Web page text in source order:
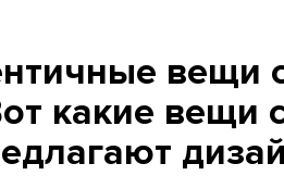
вещи
какие вещи